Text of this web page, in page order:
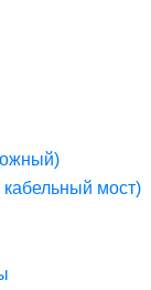
мост)